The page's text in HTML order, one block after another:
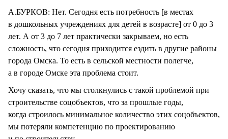
А.БУРКОВ: Нет. Сегодня есть потребность [в местах
в дошкольных учреждениях для детей в возрасте] от 0 до 3
лет. А от 3 до 7 лет практически закрываем, но есть
сложность, что сегодня приходится ездить в другие районы
города Омска. То есть в сельской местности полегче,
а в городе Омске эта проблема стоит.
Хочу сказать, что мы столкнулись с такой проблемой при
строительстве соцобъектов, что за прошлые годы,
когда строилось минимальное количество этих соцобъектов,
мы потеряли компетенцию по проектированию